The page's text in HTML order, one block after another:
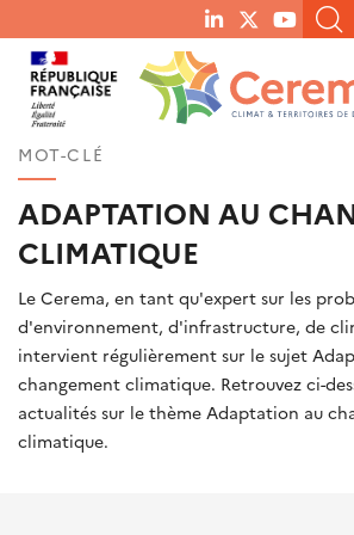
menu
social
links
RECHERCHER UN MOT-CLÉ, UNE PUBLICATION, ETC.
QUE RECHERCHEZ-VOUS ?
MOT-CLÉ
ADAPTATION AU
CLIMATIQUE
Le Cerema, en tant qu'expert sur les
d'environnement, d'infrastructure, de
intervient régulièrement sur le sujet
changement climatique. Retrouvez ci-
actualités sur le thème Adaptation au
climatique.